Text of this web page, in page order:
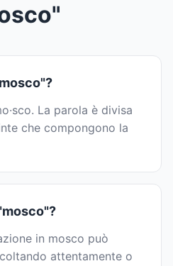
La parola è divisa
che compongono la
in mosco può
attentamente o